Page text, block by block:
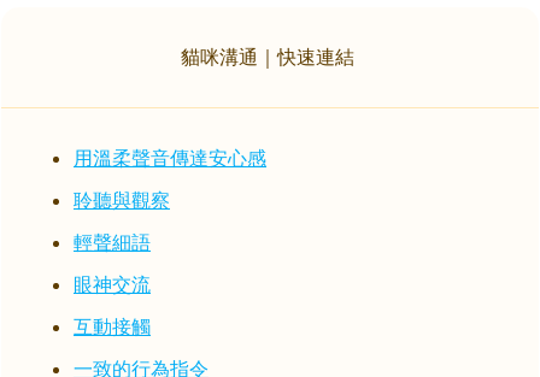
貓咪溝通｜快速連結
用溫柔聲音傳達安心感
聆聽與觀察
輕聲細語
眼神交流
互動接觸
一致的行為指令